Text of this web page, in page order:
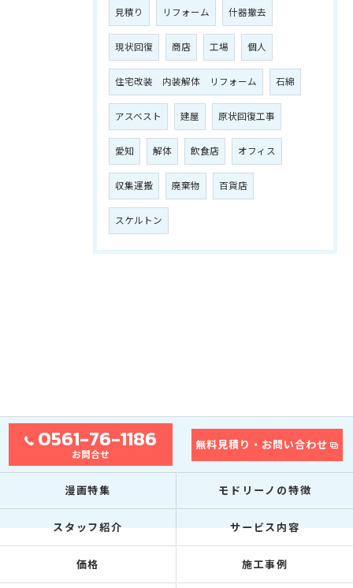
見積り リフォーム 什器撤去
現状回復 商店 工場 個人
住宅改装 内装解体 リフォーム 石綿
アスベスト 建屋 原状回復工事
愛知 解体 飲食店 オフィス
収集運搬 廃棄物 百貨店
スケルトン
0561-76-1186
お問合せ
無料見積り・お問い合わせ
漫画特集 モドリーノの特徴
スタッフ紹介 サービス内容
価格 施工事例